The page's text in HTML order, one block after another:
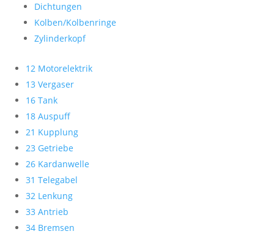
Dichtungen
Kolben/Kolbenringe
Zylinderkopf
12 Motorelektrik
13 Vergaser
16 Tank
18 Auspuff
21 Kupplung
23 Getriebe
26 Kardanwelle
31 Telegabel
32 Lenkung
33 Antrieb
34 Bremsen